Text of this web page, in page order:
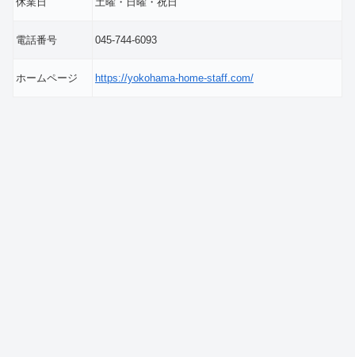
電話番号 045-744-6093
ホームページ https://yokohama-home-staff.com/